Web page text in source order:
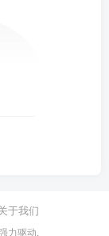
于我们
力驱动.